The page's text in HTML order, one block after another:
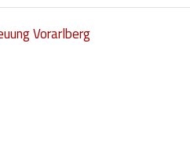
Vorarlberg